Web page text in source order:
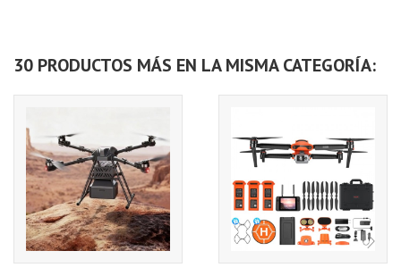
30 PRODUCTOS MÁS EN LA MISMA CATEGORÍA: